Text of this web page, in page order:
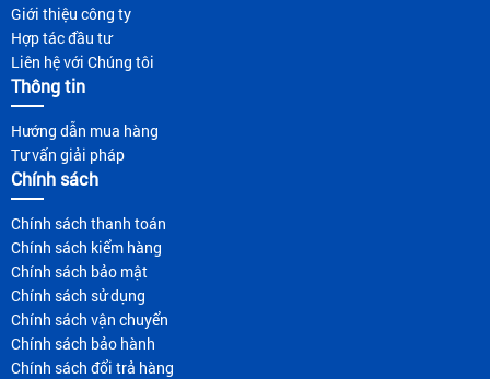
Giới thiệu công ty
Hợp tác đầu tư
Liên hệ với Chúng tôi
Thông tin
Hướng dẫn mua hàng
Tư vấn giải pháp
Chính sách
Chính sách thanh toán
Chính sách kiểm hàng
Chính sách bảo mật
Chính sách sử dụng
Chính sách vận chuyển
Chính sách bảo hành
Chính sách đổi trả hàng